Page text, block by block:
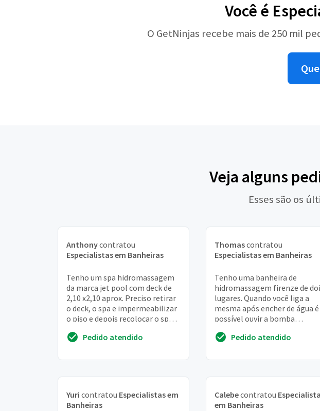
Você é
O GetNinjas recebe mais de 250 mil
Veja alguns
Esses são os
Anthonycontratou
Especialistas em Banheiras
Tenho um spa hidromassagem
da marca jet pool com deck de
2,10 x2,10 aprox. Preciso retirar
o deck, o spa e impermeabilizar
o piso e depois recolocar o spa
obviamente ...
Pedido atendido
Thomascontratou
Especialistas em Banheiras
Tenho uma banheira de
hidromassagem firenze de
lugares. Quando você liga a
mesma após encher de água é
possível ouvir a bomba
ela para e não inicia o fl...
Pedido atendido
Yuri contratou Especialistas em
Banheiras
Calebecontratou
em Banheiras